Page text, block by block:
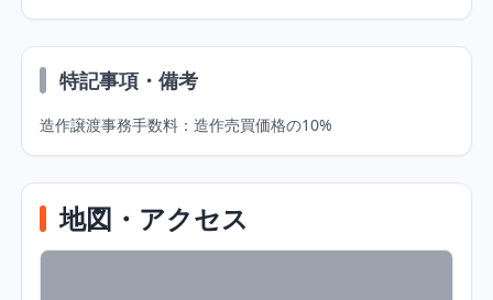
特記事項・備考
造作譲渡事務手数料：造作売買価格の10%
地図・アクセス